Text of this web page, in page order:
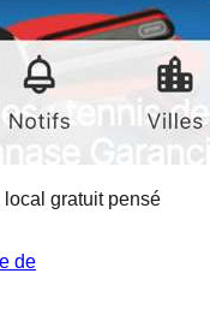
gratuit pensé
de